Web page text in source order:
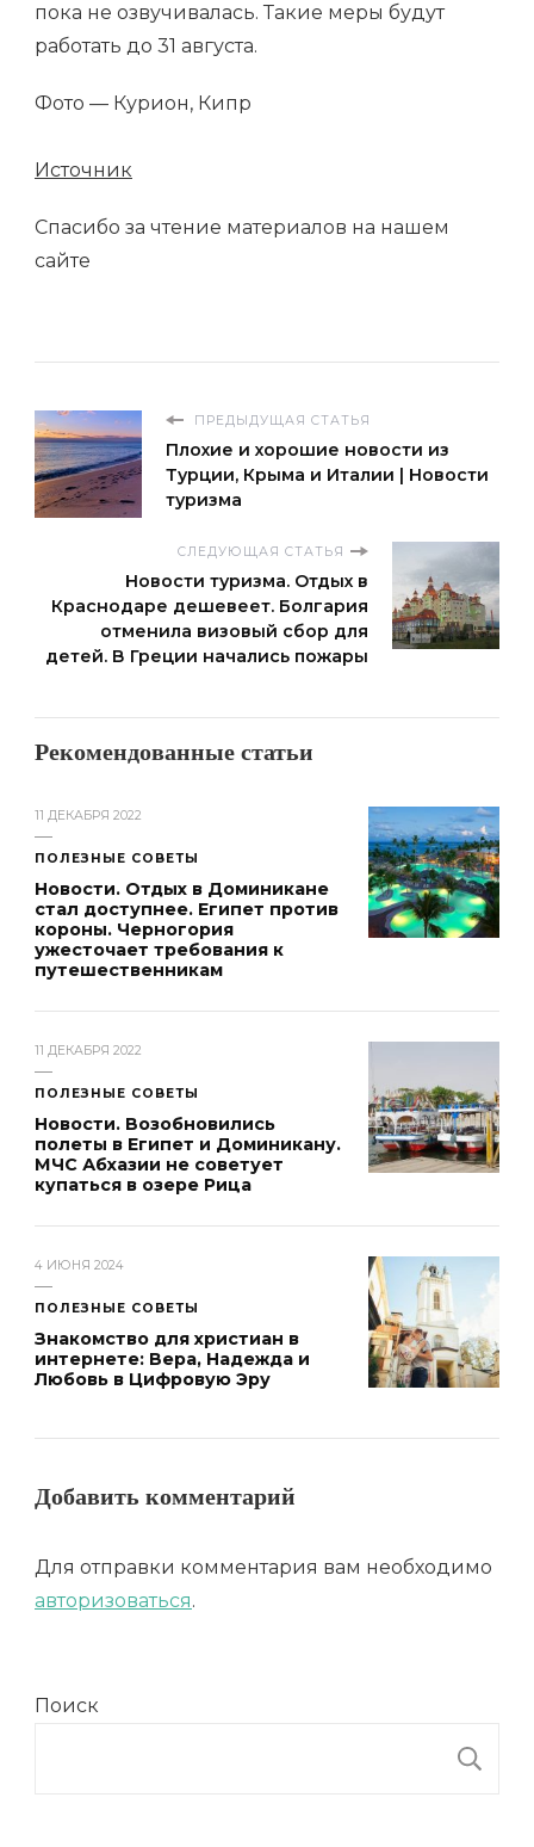
пока не озвучивалась. Такие меры будут
работать до 31 августа.
Фото — Курион, Кипр
Источник
Спасибо за чтение материалов на нашем
сайте
ПРЕДЫДУЩАЯ СТАТЬЯ
Плохие и хорошие новости из
Турции, Крыма и Италии | Новости
туризма
СЛЕДУЮЩАЯ СТАТЬЯ
Новости туризма. Отдых в
Краснодаре дешевеет. Болгария
отменила визовый сбор для
детей. В Греции начались пожары
Рекомендованные статьи
11 ДЕКАБРЯ 2022
ПОЛЕЗНЫЕ СОВЕТЫ
Новости. Отдых в Доминикане
стал доступнее. Египет против
короны. Черногория
ужесточает требования к
путешественникам
11 ДЕКАБРЯ 2022
ПОЛЕЗНЫЕ СОВЕТЫ
Новости. Возобновились
полеты в Египет и Доминикану.
МЧС Абхазии не советует
купаться в озере Рица
4 ИЮНЯ 2024
ПОЛЕЗНЫЕ СОВЕТЫ
Знакомство для христиан в
интернете: Вера, Надежда и
Любовь в Цифровую Эру
Добавить комментарий
Для отправки комментария вам необходимо
авторизоваться.
Поиск